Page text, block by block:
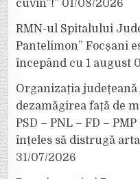
cuvin”!” 01/08/2026
RMN-ul Spitalului
Pantelimon” Focșani
începând cu 1 august
Organizația județeană
dezamăgirea față de
PSD – PNL – FD –
înțeles să distrugă
31/07/2026